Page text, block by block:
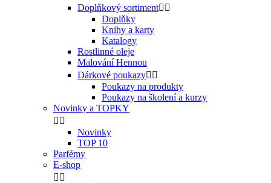
Doplňkový sortiment 
Doplňky
Knihy a karty
Katalogy
Rostlinné oleje
Malování Hennou
Dárkové poukazy 
Poukazy na produkty
Poukazy na školení a kurzy
Novinky a TOPKY
 
Novinky
TOP 10
Parfémy
E-shop
 